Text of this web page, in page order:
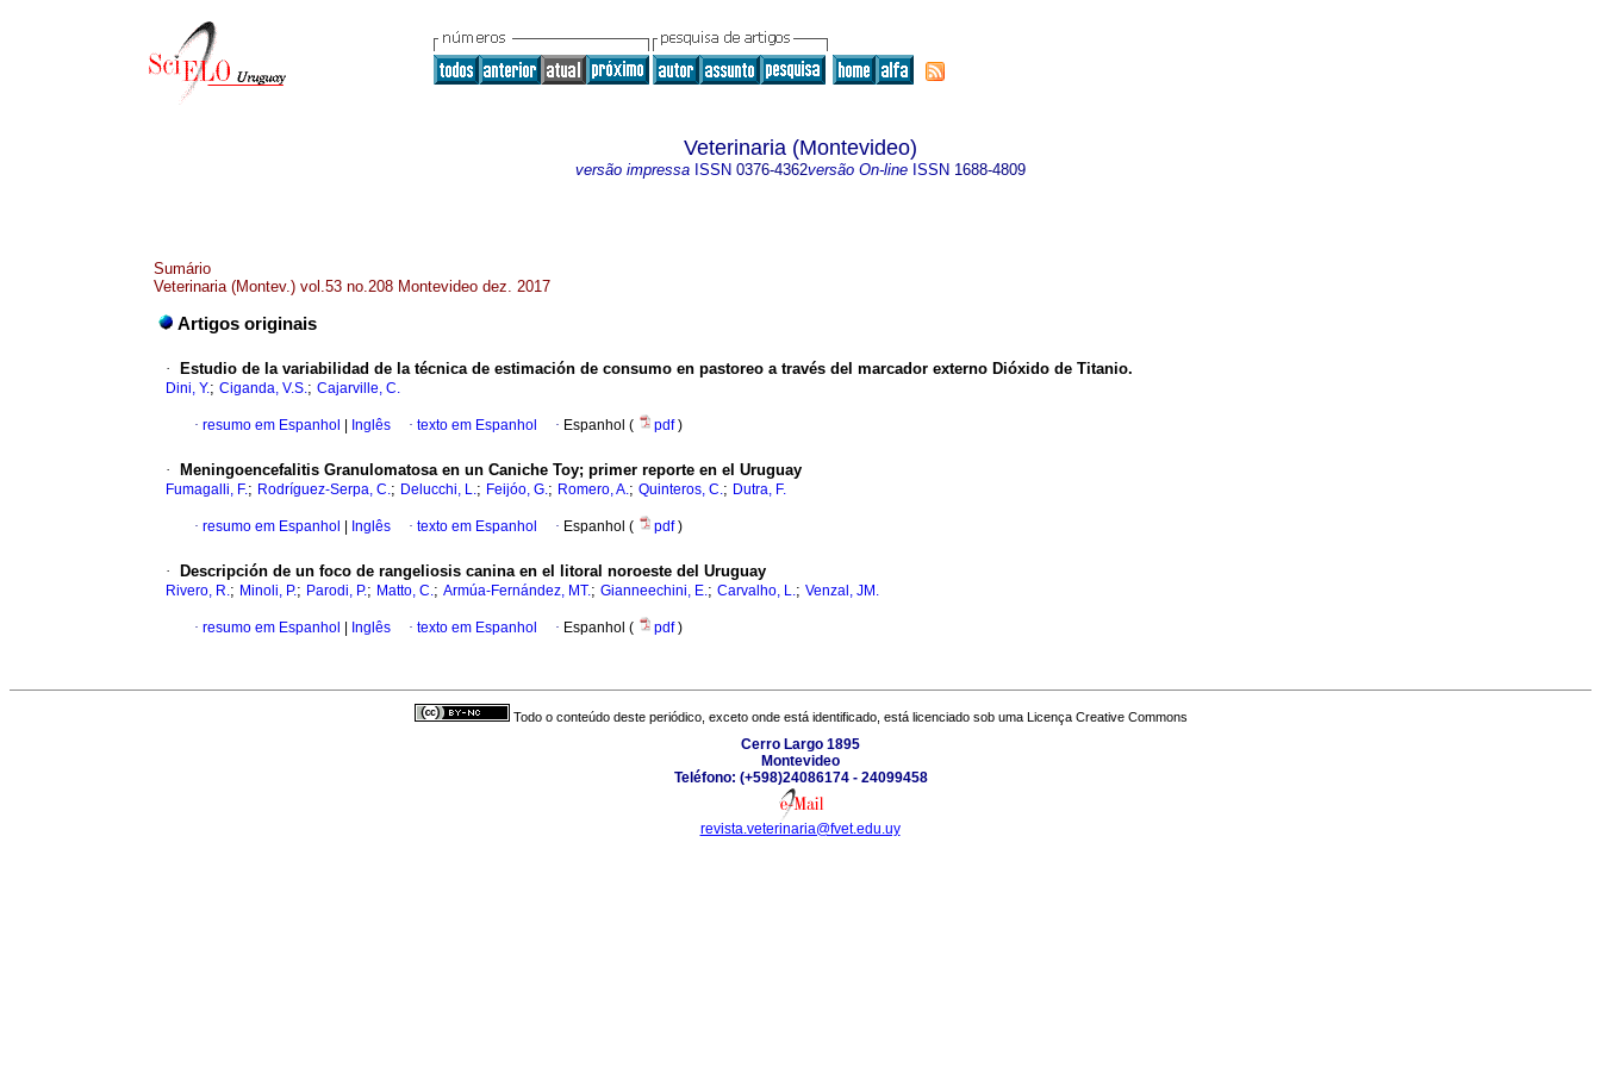
Veterinaria (Montevideo)
versão impressa ISSN 0376-4362versão On-line ISSN 1688-4809
Sumário
Veterinaria (Montev.) vol.53 no.208 Montevideo dez. 2017
Artigos originais
· Estudio de la variabilidad de la técnica de estimación de consumo en pastoreo a través del marcador externo Dióxido de Titanio.
Dini, Y.; Ciganda, V.S.; Cajarville, C.
· resumo em Espanhol Inglês · texto em Espanhol · Espanhol ( pdf)
· Meningoencefalitis Granulomatosa en un Caniche Toy; primer reporte en el Uruguay
Fumagalli, F.; Rodríguez-Serpa, C.; Delucchi, L.; Feijóo, G.; Romero, A.; Quinteros, C.; Dutra, F.
· resumo em Espanhol Inglês · texto em Espanhol · Espanhol ( pdf)
· Descripción de un foco de rangeliosis canina en el litoral noroeste del Uruguay
Rivero, R.; Minoli, P.; Parodi, P.; Matto, C.; Armúa-Fernández, MT.; Gianneechini, E.; Carvalho, L.; Venzal, JM.
· resumo em Espanhol Inglês · texto em Espanhol · Espanhol ( pdf)
Todo o conteúdo deste periódico, exceto onde está identificado, está licenciado sob uma Licença Creative Commons
Cerro Largo 1895
Montevideo
Teléfono: (+598)24086174 - 24099458
revista.veterinaria@fvet.edu.uy